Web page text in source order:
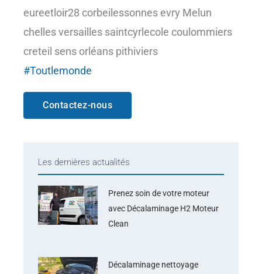
eureetloir28 corbeilessonnes evry Melun
chelles versailles saintcyrlecole coulommiers
creteil sens orléans pithiviers
#Toutlemonde
Contactez-nous
Les dernières actualités
Prenez soin de votre moteur
avec Décalaminage H2 Moteur
Clean
Décalaminage nettoyage